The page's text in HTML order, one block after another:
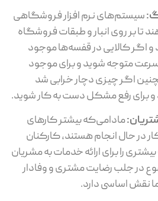
سیستم‌های نرم افزار فروشگاهی
تا بر روی انبار و طبقات فروشگاه
و اگر کالایی در قفسه‌ها موجود
سرعت متوجه شوید و برای موجود
اگر چیزی دچار خرابی شد
و برای رفع مشکل دست به کار شوید.
مادامی‌که بیشتر کارهای
در حال انجام هستند، کارکنان
را برای ارائه خدمات به مشریان
در جلب رضایت مشتری و وفادار
نقش اساسی دارد.